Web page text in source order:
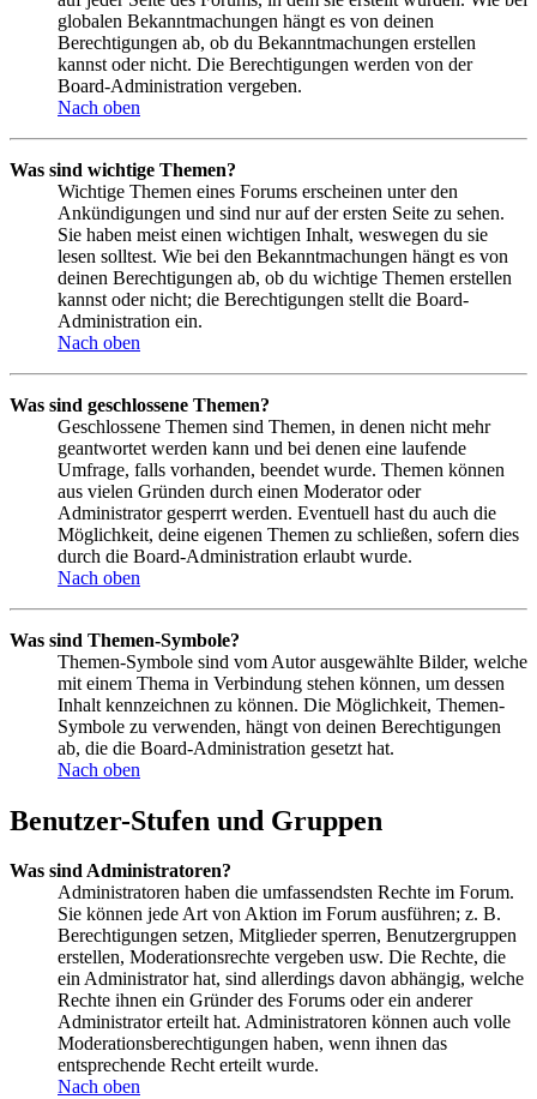
globalen Bekanntmachungen hängt es von deinen
Berechtigungen ab, ob du Bekanntmachungen erstellen
kannst oder nicht. Die Berechtigungen werden von der
Board-Administration vergeben.
Nach oben
Was sind wichtige Themen?
Wichtige Themen eines Forums erscheinen unter den
Ankündigungen und sind nur auf der ersten Seite zu sehen.
Sie haben meist einen wichtigen Inhalt, weswegen du sie
lesen solltest. Wie bei den Bekanntmachungen hängt es von
deinen Berechtigungen ab, ob du wichtige Themen erstellen
kannst oder nicht; die Berechtigungen stellt die Board-
Administration ein.
Nach oben
Was sind geschlossene Themen?
Geschlossene Themen sind Themen, in denen nicht mehr
geantwortet werden kann und bei denen eine laufende
Umfrage, falls vorhanden, beendet wurde. Themen können
aus vielen Gründen durch einen Moderator oder
Administrator gesperrt werden. Eventuell hast du auch die
Möglichkeit, deine eigenen Themen zu schließen, sofern dies
durch die Board-Administration erlaubt wurde.
Nach oben
Was sind Themen-Symbole?
Themen-Symbole sind vom Autor ausgewählte Bilder, welche
mit einem Thema in Verbindung stehen können, um dessen
Inhalt kennzeichnen zu können. Die Möglichkeit, Themen-
Symbole zu verwenden, hängt von deinen Berechtigungen
ab, die die Board-Administration gesetzt hat.
Nach oben
Benutzer-Stufen und Gruppen
Was sind Administratoren?
Administratoren haben die umfassendsten Rechte im Forum.
Sie können jede Art von Aktion im Forum ausführen; z. B.
Berechtigungen setzen, Mitglieder sperren, Benutzergruppen
erstellen, Moderationsrechte vergeben usw. Die Rechte, die
ein Administrator hat, sind allerdings davon abhängig, welche
Rechte ihnen ein Gründer des Forums oder ein anderer
Administrator erteilt hat. Administratoren können auch volle
Moderationsberechtigungen haben, wenn ihnen das
entsprechende Recht erteilt wurde.
Nach oben